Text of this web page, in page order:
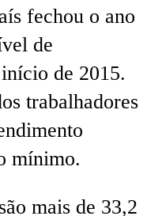
fechou o ano
de
de 2015.
trabalhadores
mínimo.
mais de 33,2